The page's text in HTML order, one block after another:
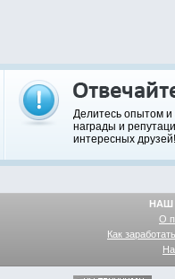
Делитесь опытом
награды и
интересных друзей!
НАШ
О
Как